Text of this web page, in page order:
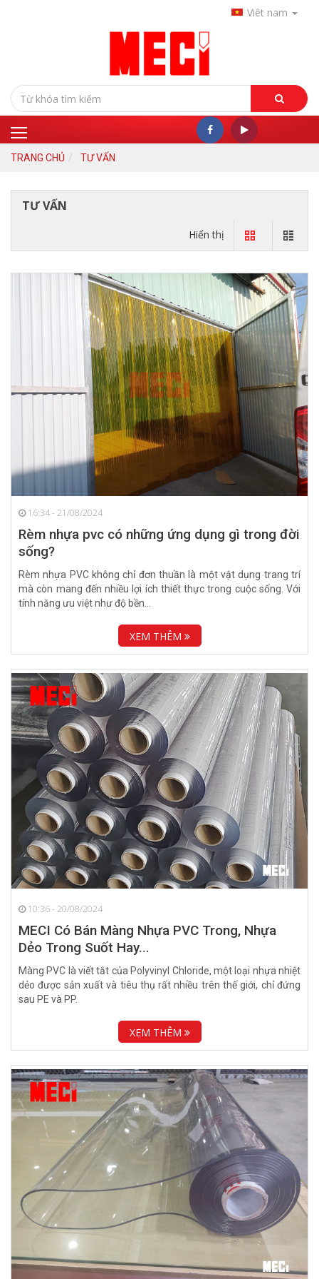
Viêt nam
TRANG CHỦ TƯ VẤN
TƯ VẤN
Hiển thị
16:34 - 21/08/2024
Rèm nhựa pvc có những ứng dụng gì trong đời
sống?
Rèm nhựa PVC không chỉ đơn thuần là một vật dụng trang trí
mà còn mang đến nhiều lợi ích thiết thực trong cuộc sống. Với
tính năng ưu việt như độ bền...
XEM THÊM
10:36 - 20/08/2024
MECI Có Bán Màng Nhựa PVC Trong, Nhựa
Dẻo Trong Suốt Hay...
Màng PVC là viết tắt của Polyvinyl Chloride, một loại nhựa nhiệt
dẻo được sản xuất và tiêu thụ rất nhiều trên thế giới, chỉ đứng
sau PE và PP.
XEM THÊM